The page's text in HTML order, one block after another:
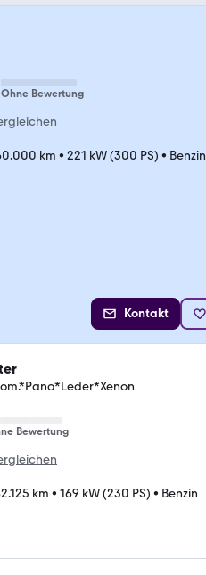
Ohne Bewertung
km • 221 kW (300 PS) • Benzin
Kontakt
Bewertung
km • 169 kW (230 PS) • Benzin